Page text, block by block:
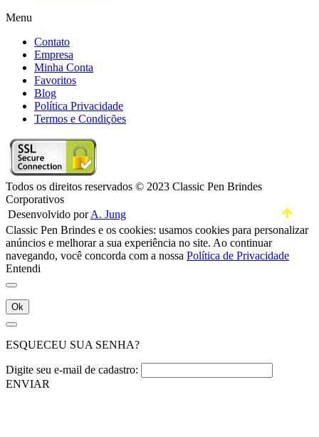
Menu
Contato
Empresa
Minha Conta
Favoritos
Blog
Política Privacidade
Termos e Condições
Todos os direitos reservados © 2023 Classic Pen Brindes
Corporativos
Desenvolvido porA. Jung
Classic Pen Brindes e os cookies: usamos cookies para personalizar
anúncios e melhorar a sua experiência no site. Ao continuar
navegando, você concorda com a nossa Política de Privacidade
Entendi
Ok
ESQUECEU SUA SENHA?
Digite seu e-mail de cadastro:
ENVIAR